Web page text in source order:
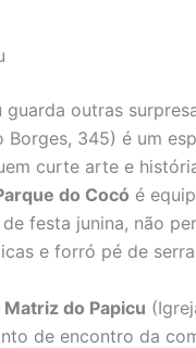
outras
Borges, 345) é um
curte arte e
do Cocó é
festa junina, não
e forró pé de
Matriz do Papicu
de encontro da